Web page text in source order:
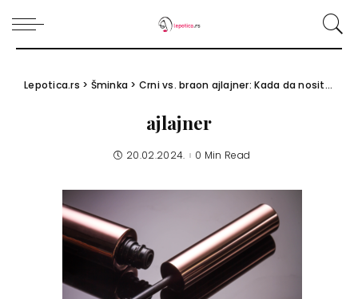
Lepotica.rs > Šminka > Crni vs. braon ajlajner: Kada da nosite koji?
ajlajner
20.02.2024. 0 Min Read